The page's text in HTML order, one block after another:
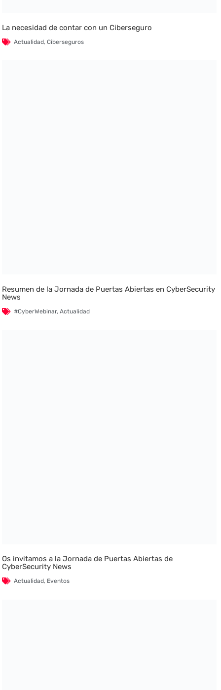
La necesidad de contar con un Ciberseguro
Actualidad,Ciberseguros
Resumen de la Jornada de Puertas Abiertas en CyberSecurity
News
#CyberWebinar,Actualidad
Os invitamos a la Jornada de Puertas Abiertas de
CyberSecurity News
Actualidad, Eventos